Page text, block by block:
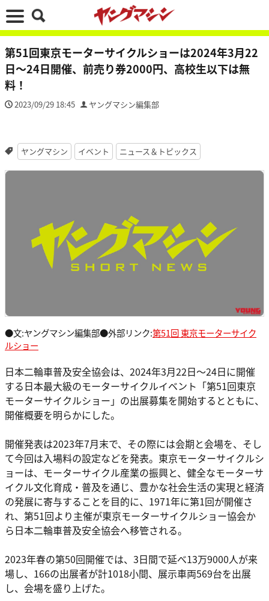
第51回東京モーターサイクルショーは2024年3月22
日～24日開催、前売り券2000円、高校生以下は無
料！
2023/09/29 18:45 ヤングマシン編集部
ヤングマシン イベント ニュース＆トピックス
●文:ヤングマシン編集部●外部リンク:第51回 東京モーターサイク
ルショー
日本二輪車普及安全協会は、2024年3月22日～24日に開催
する日本最大級のモーターサイクルイベント「第51回東京
モーターサイクルショー」の出展募集を開始するとともに、
開催概要を明らかにした。
開催発表は2023年7月末で、その際には会期と会場を、そし
て今回は入場料の設定などを発表。東京モーターサイクルシ
ョーは、モーターサイクル産業の振興と、健全なモーターサ
イクル文化育成・普及を通じ、豊かな社会生活の実現と経済
の発展に寄与することを目的に、1971年に第1回が開催さ
れ、第51回より主催が東京モーターサイクルショー協会か
ら日本二輪車普及安全協会へ移管される。
2023年春の第50回開催では、3日間で延べ13万9000人が来
場し、166の出展者が計1018小間、展示車両569台を出展
し、会場を盛り上げた。